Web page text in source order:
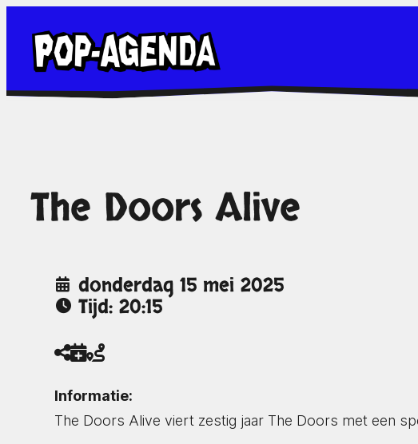
naar
inhoud
The Doors Alive
donderdag 15 mei 2025
Tijd: 20:15
Informatie:
The Doors Alive viert zestig jaar The Doors met een